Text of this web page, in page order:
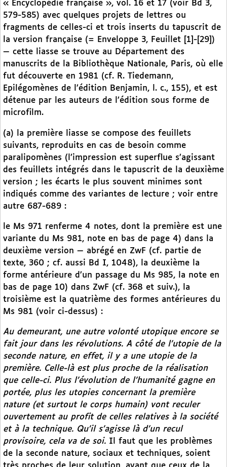
« Encyclopédie française », vol. 16 et 17 (voir Bd 3,
579-585) avec quelques projets de lettres ou
fragments de celles-ci et trois inserts du tapuscrit de
la version française (= Enveloppe 3, Feuillet [1]-[29])
— cette liasse se trouve au Département des
manuscrits de la Bibliothèque Nationale, Paris, où elle
fut découverte en 1981 (cf. R. Tiedemann,
Epilégomènes de l’édition Benjamin, l. c., 155), et est
détenue par les auteurs de l’édition sous forme de
microfilm.
(a) la première liasse se compose des feuillets
suivants, reproduits en cas de besoin comme
paralipomènes (l’impression est superflue s’agissant
des feuillets intégrés dans le tapuscrit de la deuxième
version ; les écarts le plus souvent minimes sont
indiqués comme des variantes de lecture ; voir entre
autre 687-689 :
le Ms 971 renferme 4 notes, dont la première est une
variante du Ms 981, note en bas de page 4) dans la
deuxième version — abrégé en ZwF (cf. partie de
texte, 360 ; cf. aussi Bd I, 1048), la deuxième la
forme antérieure d’un passage du Ms 985, la note en
bas de page 10) dans ZwF (cf. 368 et suiv.), la
troisième est la quatrième des formes antérieures du
Ms 981 (voir ci-dessus) :
Au demeurant, une autre volonté utopique encore se
fait jour dans les révolutions. A côté de l’utopie de la
seconde nature, en effet, il y a une utopie de la
première. Celle-là est plus proche de la réalisation
que celle-ci. Plus l’évolution de l’humanité gagne en
portée, plus les utopies concernant la première
nature (et surtout le corps humain) vont reculer
ouvertement au profit de celles relatives à la société
et à la technique. Qu’il s’agisse là d’un recul
provisoire, cela va de soi. Il faut que les problèmes
de la seconde nature, sociaux et techniques, soient